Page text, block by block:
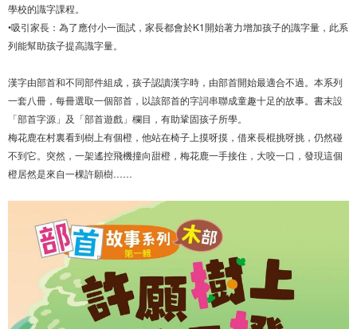
學校的識字課程。
•吸引家長：為了應付小一面試，家長都會於K1開始著力增加孩子的識字量，此系
列能幫助孩子提高識字量。
漢字由部首和不同部件組成，孩子認讀漢字時，由部首開始最適合不過。本系列
一套八冊，每冊選取一個部首，以該部首的字詞串聯成童趣十足的故事。書末設
「部首字源」及「部首遊戲」欄目，有助鞏固孩子所學。
梅花鹿在村裏看到樹上有個橙，他站在椅子上摸呀摸，借來長棍挑呀挑，仍然碰
不到它。突然，一架遙控飛機撞向甜橙，梅花鹿一手接住，大咬一口，發現這個
橙居然是來自一棵許願樹……